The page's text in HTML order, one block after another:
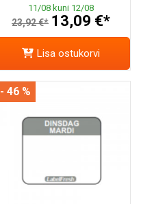
11/08 kuni 12/08
23,92 €* 13,09 €*
Lisa ostukorvi
- 46 %